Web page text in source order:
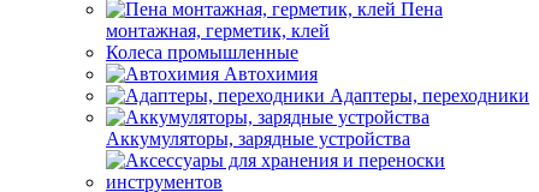
Пена
монтажная, герметик, клей
Колеса промышленные
Автохимия
Адаптеры, переходники
Аккумуляторы, зарядные устройства